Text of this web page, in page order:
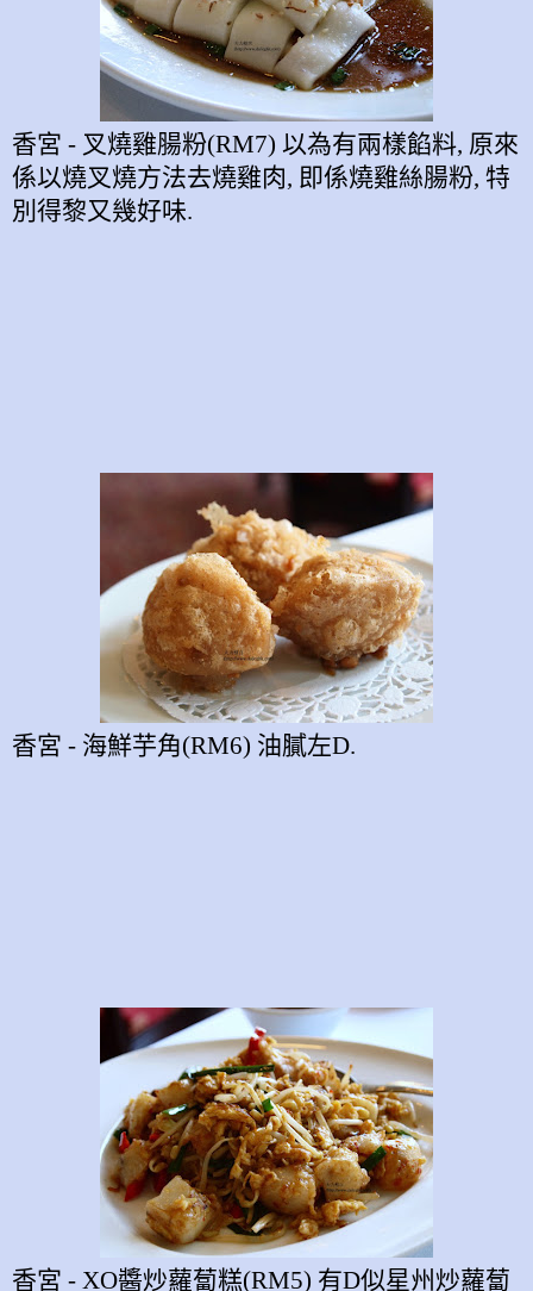
香宮 - 叉燒雞腸粉(RM7) 以為有兩樣餡料, 原來
係以燒叉燒方法去燒雞肉, 即係燒雞絲腸粉, 特
別得黎又幾好味.
香宮 - 海鮮芋角(RM6) 油膩左D.
香宮 - XO醬炒蘿蔔糕(RM5) 有D似星州炒蘿蔔